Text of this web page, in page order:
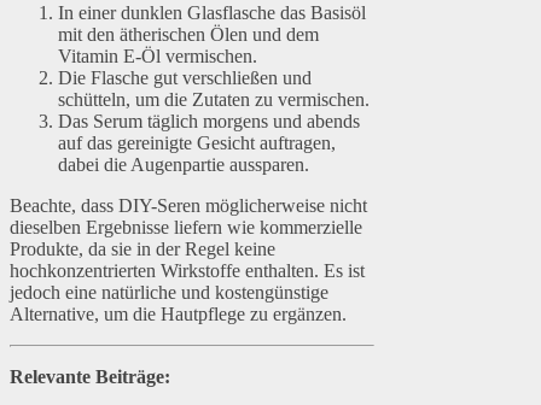
In einer dunklen Glasflasche das Basisöl
mit den ätherischen Ölen und dem
Vitamin E-Öl vermischen.
Die Flasche gut verschließen und
schütteln, um die Zutaten zu vermischen.
Das Serum täglich morgens und abends
auf das gereinigte Gesicht auftragen,
dabei die Augenpartie aussparen.
Beachte, dass DIY-Seren möglicherweise nicht
dieselben Ergebnisse liefern wie kommerzielle
Produkte, da sie in der Regel keine
hochkonzentrierten Wirkstoffe enthalten. Es ist
jedoch eine natürliche und kostengünstige
Alternative, um die Hautpflege zu ergänzen.
Relevante Beiträge: